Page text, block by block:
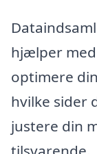
hjælper
optimere
hvilke sider
justere din